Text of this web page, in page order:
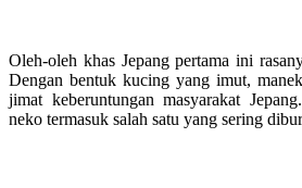
Oleh-oleh khas Jepang pertama ini
Dengan bentuk kucing yang imut,
jimat keberuntungan masyarakat
neko termasuk salah satu yang sering